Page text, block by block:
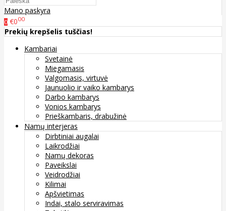
Mano paskyra
0 €000
Prekių krepšelis tuščias!
Kambariai
Svetainė
Miegamasis
Valgomasis, virtuvė
Jaunuolio ir vaiko kambarys
Darbo kambarys
Vonios kambarys
Prieškambaris, drabužinė
Namų interjeras
Dirbtiniai augalai
Laikrodžiai
Namų dekoras
Paveikslai
Veidrodžiai
Kilimai
Apšvietimas
Indai, stalo serviravimas